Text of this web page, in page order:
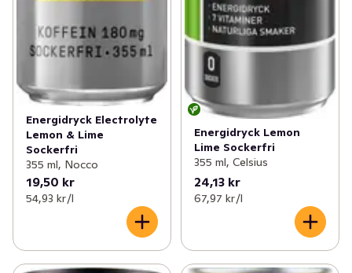
Energidryck Electrolyte
Lemon & Lime
Sockerfri
355 ml, Nocco
19,50 kr
54,93 kr /l
Energidryck Lemon
Lime Sockerfri
355 ml, Celsius
24,13 kr
67,97 kr /l